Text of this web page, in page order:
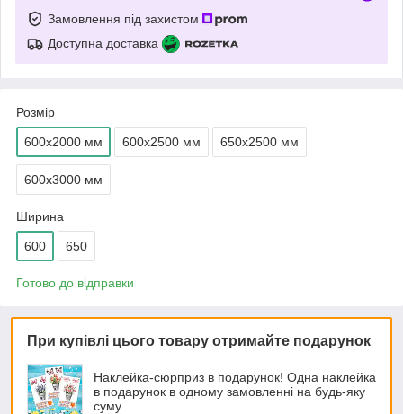
Замовлення під захистом
Доступна доставка
Розмір
600х2000 мм 600х2500 мм 650х2500 мм
600х3000 мм
Ширина
600 650
Готово до відправки
При купівлі цього товару отримайте подарунок
Наклейка-сюрприз в подарунок! Одна наклейка
в подарунок в одному замовленні на будь-яку
суму